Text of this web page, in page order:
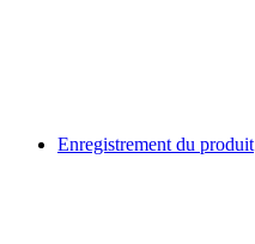
Enregistrement du produit